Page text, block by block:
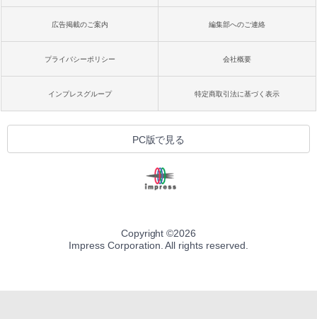
広告掲載のご案内 編集部へのご連絡
プライバシーポリシー 会社概要
インプレスグループ 特定商取引法に基づく表示
PC版で見る
Copyright ©2026
Impress Corporation. All rights reserved.